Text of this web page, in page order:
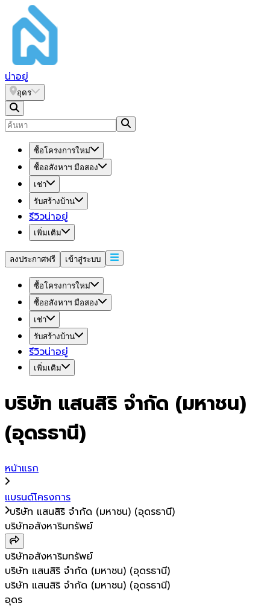
น่าอยู่
อุดร
ซื้อโครงการใหม่
ซื้ออสังหาฯ มือสอง
เช่า
รับสร้างบ้าน
รีวิวน่าอยู่
เพิ่มเติม
ลงประกาศฟรี เข้าสู่ระบบ
ซื้อโครงการใหม่
ซื้ออสังหาฯ มือสอง
เช่า
รับสร้างบ้าน
รีวิวน่าอยู่
เพิ่มเติม
บริษัท แสนสิริ จำกัด (มหาชน)
(อุดรธานี)
หน้าแรก
แบรนด์โครงการ
บริษัท แสนสิริ จำกัด (มหาชน) (อุดรธานี)
บริษัทอสังหาริมทรัพย์
บริษัทอสังหาริมทรัพย์
บริษัท แสนสิริ จำกัด (มหาชน) (อุดรธานี)
บริษัท แสนสิริ จำกัด (มหาชน) (อุดรธานี)
อุดร